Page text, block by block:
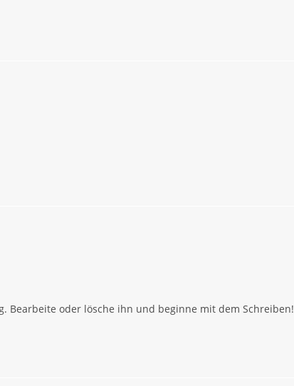
Bearbeite oder lösche ihn und beginne mit dem Schreiben!